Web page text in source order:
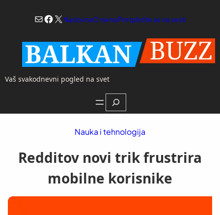
Mail
Facebook
X NaslovnaO namaPretplatite se na vesti
Vaš svakodnevni pogled na svet
Search
Nauka i tehnologija
Redditov novi trik frustrira
mobilne korisnike